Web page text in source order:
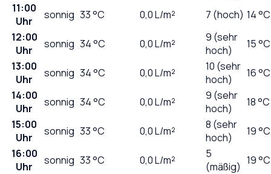
11:00
Uhr
sonnig 33°C 0,0L/m² 7 (hoch) 14 °C
12:00
Uhr
sonnig 34°C 0,0L/m²
9 (sehr
hoch)
15 °C
13:00
Uhr
sonnig 34°C 0,0L/m²
10 (sehr
hoch)
16 °C
14:00
Uhr
sonnig 34°C 0,0L/m²
9 (sehr
hoch)
18 °C
15:00
Uhr
sonnig 33°C 0,0L/m²
8 (sehr
hoch)
19 °C
16:00
Uhr
sonnig 33°C 0,0L/m²
5
(mäßig) 19 °C